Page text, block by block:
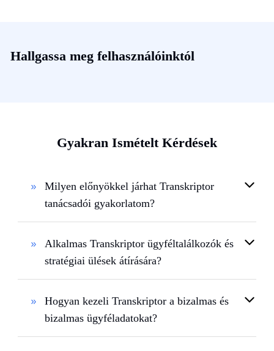
Hallgassa meg felhasználóinktól
Gyakran Ismételt Kérdések
Milyen előnyökkel járhat Transkriptor
tanácsadói gyakorlatom?
Alkalmas Transkriptor ügyféltalálkozók és
stratégiai ülések átírására?
Hogyan kezeli Transkriptor a bizalmas és
bizalmas ügyféladatokat?